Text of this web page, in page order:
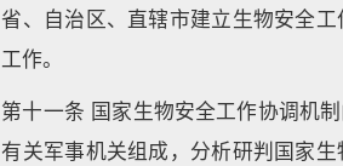
省、自治区、直辖市建立生物安全
工作。
第十一条 国家生物安全工作协调机
有关军事机关组成，分析研判国家